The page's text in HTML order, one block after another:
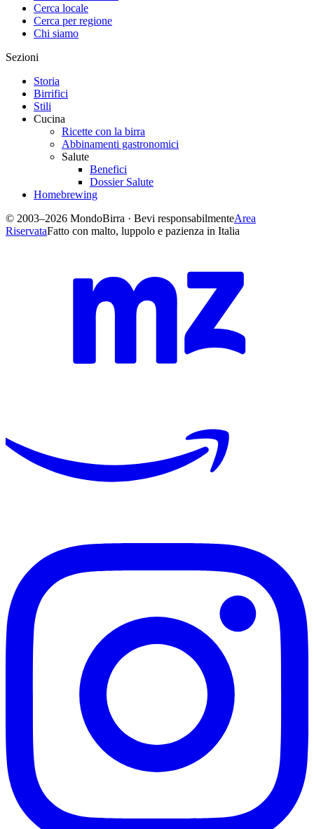
Cerca locale
Cerca per regione
Chi siamo
Sezioni
Storia
Birrifici
Stili
Cucina
Ricette con la birra
Abbinamenti gastronomici
Salute
Benefici
Dossier Salute
Homebrewing
© 2003–2026 MondoBirra · Bevi responsabilmenteArea
RiservataFatto con malto, luppolo e pazienza in Italia